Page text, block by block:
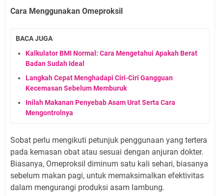
Cara Menggunakan Omeproksil
BACA JUGA
Kalkulator BMI Normal: Cara Mengetahui Apakah Berat
Badan Sudah Ideal
Langkah Cepat Menghadapi Ciri-Ciri Gangguan
Kecemasan Sebelum Memburuk
Inilah Makanan Penyebab Asam Urat Serta Cara
Mengontrolnya
Sobat perlu mengikuti petunjuk penggunaan yang tertera
pada kemasan obat atau sesuai dengan anjuran dokter.
Biasanya, Omeproksil diminum satu kali sehari, biasanya
sebelum makan pagi, untuk memaksimalkan efektivitas
dalam mengurangi produksi asam lambung.